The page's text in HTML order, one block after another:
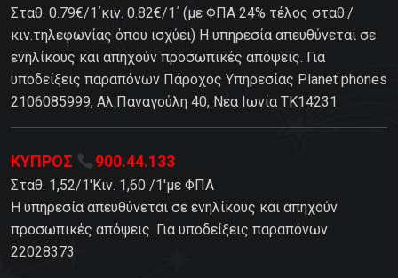
Σταθ. 0.79€/1΄κιν. 0.82€/1΄ (με ΦΠΑ 24% τέλος σταθ./
κιν.τηλεφωνίας όπου ισχύει) Η υπηρεσία απευθύνεται σε
ενηλίκους και απηχούν προσωπικές απόψεις. Για
υποδείξεις παραπόνων Πάροχος Υπηρεσίας Planet phones
2106085999, Αλ.Παναγούλη 40, Νέα Ιωνία TK14231
ΚΥΠΡΟΣ 900.44.133
Σταθ. 1,52/1'Κιν. 1,60 /1'με ΦΠΑ
Η υπηρεσία απευθύνεται σε ενηλίκους και απηχούν
προσωπικές απόψεις. Για υποδείξεις παραπόνων
22028373